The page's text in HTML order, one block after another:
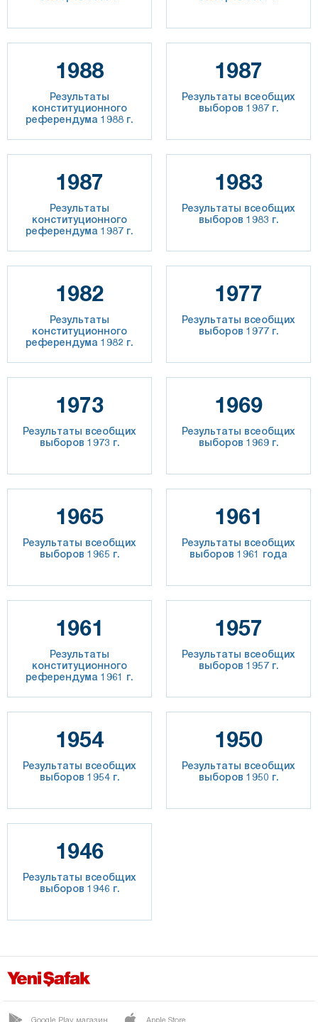
1988
Результаты
конституционного
референдума 1988 г.
1987
Результаты всеобщих
выборов 1987 г.
1987
Результаты
конституционного
референдума 1987 г.
1983
Результаты всеобщих
выборов 1983 г.
1982
Результаты
конституционного
референдума 1982 г.
1977
Результаты всеобщих
выборов 1977 г.
1973
Результаты всеобщих
выборов 1973 г.
1969
Результаты всеобщих
выборов 1969 г.
1965
Результаты всеобщих
выборов 1965 г.
1961
Результаты всеобщих
выборов 1961 года
1961
Результаты
конституционного
референдума 1961 г.
1957
Результаты всеобщих
выборов 1957 г.
1954
Результаты всеобщих
выборов 1954 г.
1950
Результаты всеобщих
выборов 1950 г.
1946
Результаты всеобщих
выборов 1946 г.
Google Play магазин Apple Store